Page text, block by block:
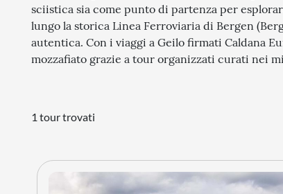
sciistica sia come punto di partenza per
lungo la storica Linea Ferroviaria di Bergen
autentica. Con i viaggi a Geilo firmati Caldana
mozzafiato grazie a tour organizzati curati nei
1 tour trovati